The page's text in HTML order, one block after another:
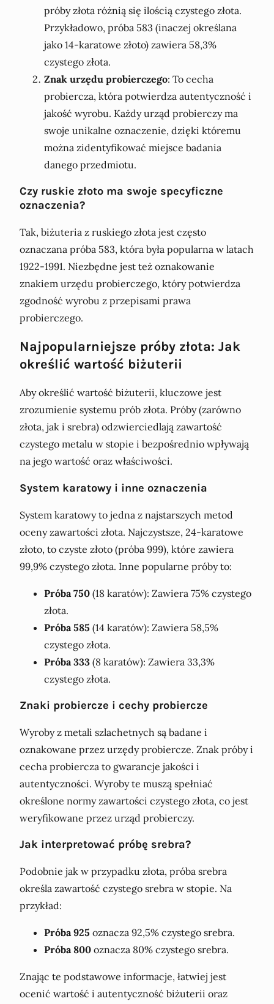
próby złota różnią się ilością czystego złota.
Przykładowo, próba 583 (inaczej określana
jako 14-karatowe złoto) zawiera 58,3%
czystego złota.
Znak urzędu probierczego: To cecha
probiercza, która potwierdza autentyczność i
jakość wyrobu. Każdy urząd probierczy ma
swoje unikalne oznaczenie, dzięki któremu
można zidentyfikować miejsce badania
danego przedmiotu.
Czy ruskie złoto ma swoje specyficzne
oznaczenia?
Tak, biżuteria z ruskiego złota jest często
oznaczana próba 583, która była popularna w latach
1922-1991. Niezbędne jest też oznakowanie
znakiem urzędu probierczego, który potwierdza
zgodność wyrobu z przepisami prawa
probierczego.
Najpopularniejsze próby złota: Jak
określić wartość biżuterii
Aby określić wartość biżuterii, kluczowe jest
zrozumienie systemu prób złota. Próby (zarówno
złota, jak i srebra) odzwierciedlają zawartość
czystego metalu w stopie i bezpośrednio wpływają
na jego wartość oraz właściwości.
System karatowy i inne oznaczenia
System karatowy to jedna z najstarszych metod
oceny zawartości złota. Najczystsze, 24-karatowe
złoto, to czyste złoto (próba 999), które zawiera
99,9% czystego złota. Inne popularne próby to:
Próba 750 (18 karatów): Zawiera 75% czystego
złota.
Próba 585 (14 karatów): Zawiera 58,5%
czystego złota.
Próba 333 (8 karatów): Zawiera 33,3%
czystego złota.
Znaki probiercze i cechy probiercze
Wyroby z metali szlachetnych są badane i
oznakowane przez urzędy probiercze. Znak próby i
cecha probiercza to gwarancje jakości i
autentyczności. Wyroby te muszą spełniać
określone normy zawartości czystego złota, co jest
weryfikowane przez urząd probierczy.
Jak interpretować próbę srebra?
Podobnie jak w przypadku złota, próba srebra
określa zawartość czystego srebra w stopie. Na
przykład:
Próba 925 oznacza 92,5% czystego srebra.
Próba 800 oznacza 80% czystego srebra.
Znając te podstawowe informacje, łatwiej jest
ocenić wartość i autentyczność biżuterii oraz